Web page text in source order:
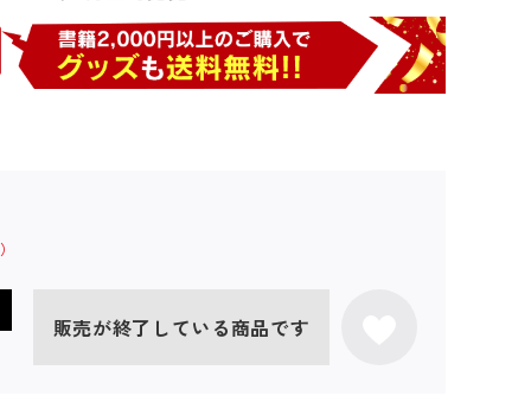
販売が終了している商品です